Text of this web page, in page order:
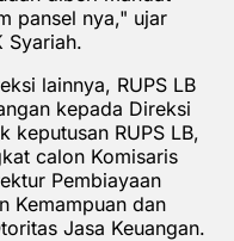
pansel nya," ujar
Syariah.
lainnya, RUPS LB
kepada Direksi
keputusan RUPS LB,
calon Komisaris
Pembiayaan
Kemampuan dan
Jasa Keuangan.